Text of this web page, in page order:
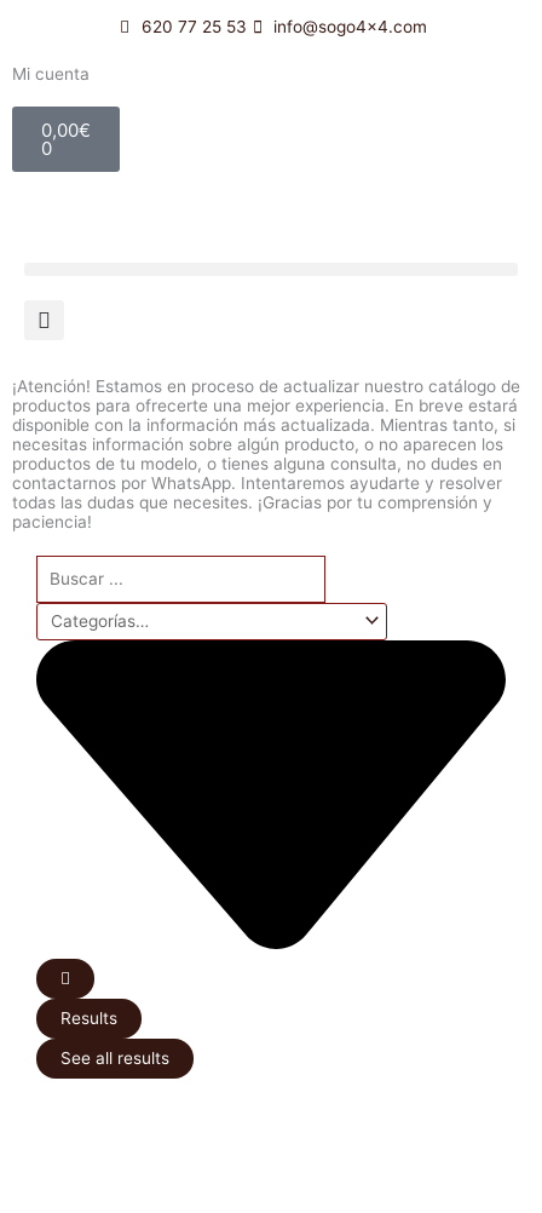
contenido
620 77 25 53 info@sogo4x4.com
Mi cuenta
0,00€
0
Carrito
¡Atención! Estamos en proceso de actualizar nuestro catálogo de
productos para ofrecerte una mejor experiencia. En breve estará
disponible con la información más actualizada. Mientras tanto, si
necesitas información sobre algún producto, o no aparecen los
productos de tu modelo, o tienes alguna consulta, no dudes en
contactarnos por WhatsApp. Intentaremos ayudarte y resolver
todas las dudas que necesites. ¡Gracias por tu comprensión y
paciencia!
Search
...
Results
See all results